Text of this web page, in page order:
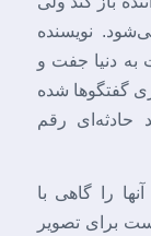
نویسنده
به دنیا جفت و
گفتگوها شده
حادثه‌ای رقم
آنها را گاهی با
برای تصویر